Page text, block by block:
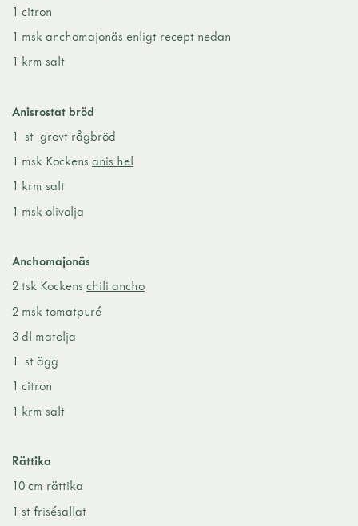
1 citron
1 msk anchomajonäs enligt recept nedan
1 krm salt
Anisrostat bröd
1 st grovt rågbröd
1 msk Kockens anis hel
1 krm salt
1 msk olivolja
Anchomajonäs
2 tsk Kockens chili ancho
2 msk tomatpuré
3 dl matolja
1 st ägg
1 citron
1 krm salt
Rättika
10 cm rättika
1 st frisésallat